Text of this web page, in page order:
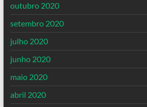
outubro 2020
setembro 2020
julho 2020
junho 2020
maio 2020
abril 2020